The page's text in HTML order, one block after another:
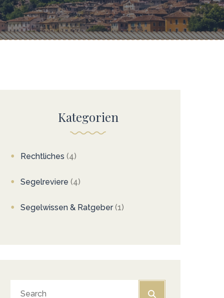
Segelschein &
2026
Kategorien
Rechtliches (4)
Segelreviere (4)
Segelwissen & Ratgeber(1)